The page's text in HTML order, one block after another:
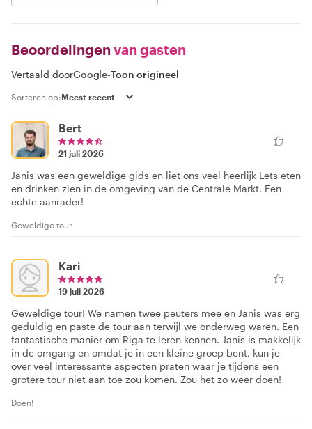
Beoordelingen van gasten
Vertaald doorGoogle-Toon origineel
Sorteren op:
Bert
21 juli 2026
Janis was een geweldige gids en liet ons veel heerlijk Lets eten
en drinken zien in de omgeving van de Centrale Markt. Een
echte aanrader!
Geweldige tour
Kari
19 juli 2026
Geweldige tour! We namen twee peuters mee en Janis was erg
geduldig en paste de tour aan terwijl we onderweg waren. Een
fantastische manier om Riga te leren kennen. Janis is makkelijk
in de omgang en omdat je in een kleine groep bent, kun je
over veel interessante aspecten praten waar je tijdens een
grotere tour niet aan toe zou komen. Zou het zo weer doen!
Doen!